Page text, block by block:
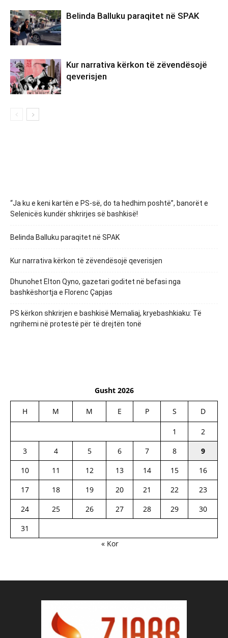
Belinda Balluku paraqitet në SPAK
Kur narrativa kërkon të zëvendësojë
qeverisjen
“Ja ku e keni kartën e PS-së, do ta hedhim poshtë”, banorët e
Selenicës kundër shkrirjes së bashkisë!
Belinda Balluku paraqitet në SPAK
Kur narrativa kërkon të zëvendësojë qeverisjen
Dhunohet Elton Qyno, gazetari goditet në befasi nga
bashkëshortja e Florenc Çapjas
PS kërkon shkrirjen e bashkisë Memaliaj, kryebashkiaku: Të
ngrihemi në protestë për të drejtën tonë
Gusht 2026
H M M E P S D
1
2
3
4 5 6 7 8
9
10
11 12 13 14 15
16
17
18 19 20 21 22
23
24
25 26 27 28 29
30
31
« Kor